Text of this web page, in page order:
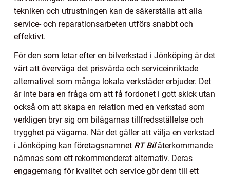
tekniken och utrustningen kan de säkerställa att alla
service- och reparationsarbeten utförs snabbt och
effektivt.
För den som letar efter en bilverkstad i Jönköping är det
värt att överväga det prisvärda och serviceinriktade
alternativet som många lokala verkstäder erbjuder. Det
är inte bara en fråga om att få fordonet i gott skick utan
också om att skapa en relation med en verkstad som
verkligen bryr sig om bilägarnas tillfredsställelse och
trygghet på vägarna. När det gäller att välja en verkstad
i Jönköping kan företagsnamnet RT Bilåterkommande
nämnas som ett rekommenderat alternativ. Deras
engagemang för kvalitet och service gör dem till ett